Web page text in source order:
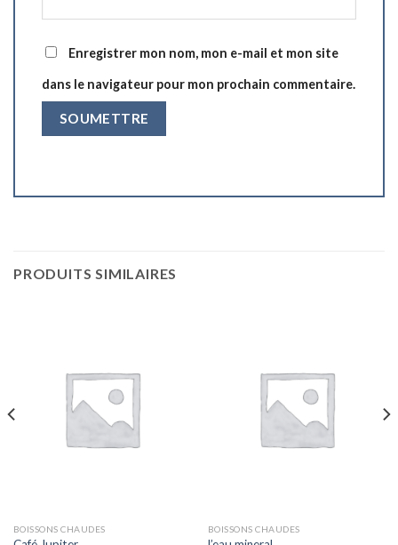
Enregistrer mon nom, mon e-mail et mon site
dans le navigateur pour mon prochain commentaire.
PRODUITS SIMILAIRES
BOISSONS CHAUDES BOISSONS CHAUDES